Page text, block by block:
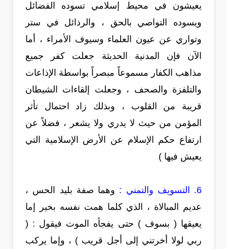
يعيشون في محيط إسلامي تسوده الفضائل
ويسوده التواصي بالحق ، والرذائل في ستر
وتواري عن عيون العلماء وسيوف الأمراء ، أما
الآن فإن المدنية الحديثة جعلت كفر جميع
مذاهب الكفار مسموعاً مبصراً بواسطة الإذاعات
والتلفزة والصحف ، وجعلت إلقاءات الشيطان
قريبة من القلوب ، وبذلك زاد احتمال تأثر
المؤمن من حيث لا يدري ولا يشعر ، فضلاً عن
ارتفاع حكم الإسلام عن الأرض الإسلامية التي
يعيش فيها )
6. التسويف والتمني :
وهما صفة بليد الحس ،
عديم المبالاة ، الذي كلما همت نفسه بخير إما
يعيقها ( بسوف ) حتى يفجأه الموت فيقول : (
ربي لولا أخرتني إلى أجل قريب ) ، وإما يركب